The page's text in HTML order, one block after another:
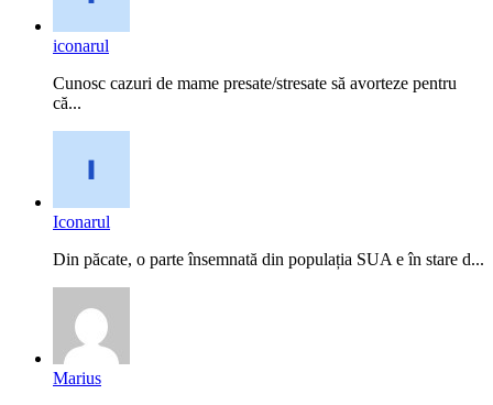
iconarul
Cunosc cazuri de mame presate/stresate să avorteze pentru
că...
Iconarul
Din păcate, o parte însemnată din populația SUA e în stare d...
Marius